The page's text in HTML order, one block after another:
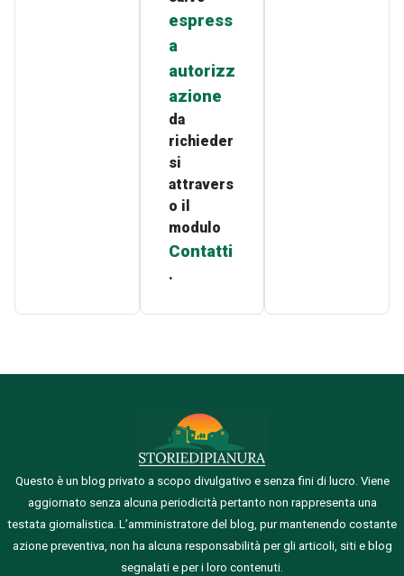
espress
a
autorizz
azione
da
richieder
si
attravers
o il
modulo
Contatti
.
Questo è un blog privato a scopo divulgativo e senza fini di lucro. Viene
aggiornato senza alcuna periodicità pertanto non rappresenta una
testata giornalistica. L’amministratore del blog, pur mantenendo costante
azione preventiva, non ha alcuna responsabilità per gli articoli, siti e blog
segnalati e per i loro contenuti.